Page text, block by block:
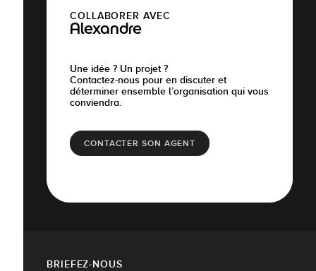
COLLABORER AVEC
Alexandre
Une idée ? Un projet ?
Contactez-nous pour en discuter et
déterminer ensemble l’organisation qui vous
conviendra.
CONTACTER SON AGENT
BRIEFEZ-NOUS